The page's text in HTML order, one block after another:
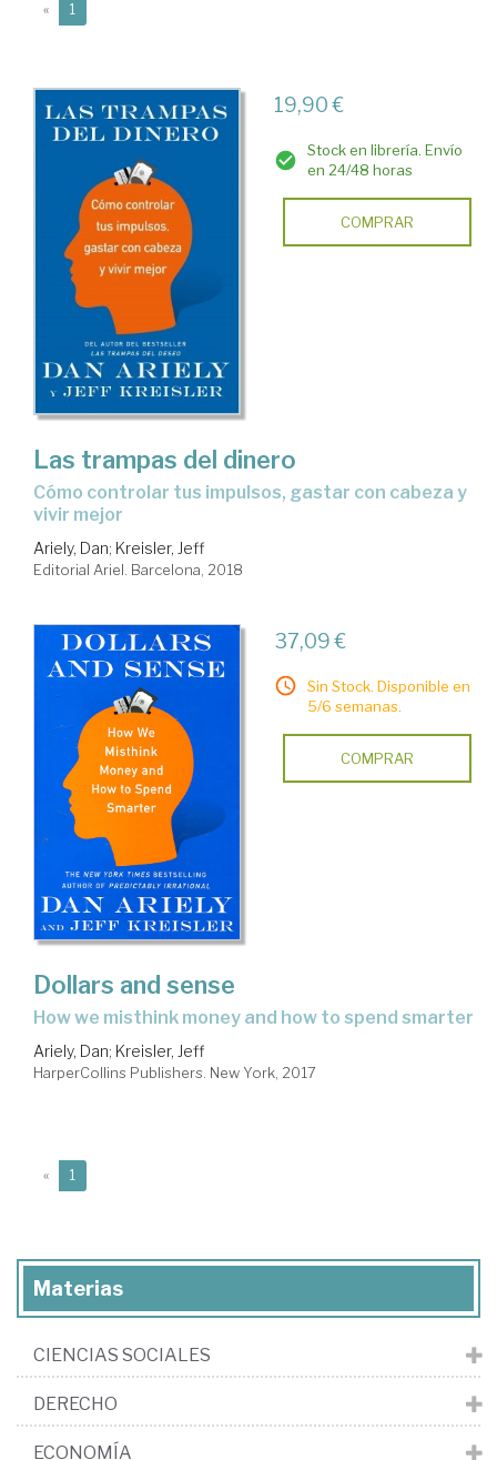
« 1
19,90 €
Stock en librería. Envío
en 24/48 horas
COMPRAR
Las trampas del dinero
cómo controlar tus impulsos, gastar con cabeza y
vivir mejor
Ariely, Dan; Kreisler, Jeff
Editorial Ariel. Barcelona, 2018
37,09 €
Sin Stock. Disponible en
5/6 semanas.
COMPRAR
Dollars and sense
how we misthink money and how to spend smarter
Ariely, Dan; Kreisler, Jeff
HarperCollins Publishers. New York, 2017
« 1
Materias
CIENCIAS SOCIALES
DERECHO
ECONOMÍA